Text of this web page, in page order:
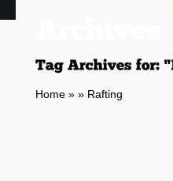
Home » » Rafting